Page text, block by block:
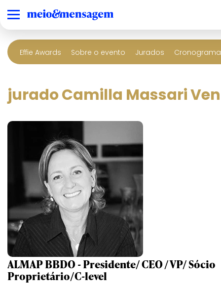
Effie Awards Sobre o evento Jurados
jurado Camilla Massari
ALMAP BBDO - Presidente/ CEO / VP/ Sócio
Proprietário/C-level